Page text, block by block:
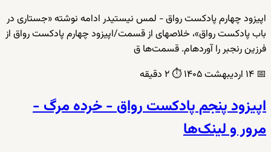
اپیزود چهارم پادکست رواق - لمس نیستیدر ادامه نوشته «جستاری در
باب پادکست رواق»، خلاصهای از قسمت/اپیزود چهارم پادکست رواق از
فرزین رنجبر را آوردهام. قسمت‌ها ق
📅
⏱️
اپیزود پنجم پادکست رواق - خرده مرگ -
مرور و لینک‌ها